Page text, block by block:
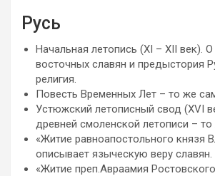
Русь
Начальная летопись (XI – XII век).
восточных славян и предыстория
религия.
Повесть Временных Лет – то же
Устюжский летописный свод (XVI
древней смоленской летописи –
«Житие равноапостольного князя
описывает языческую веру славян.
«Житие преп.Авраамия